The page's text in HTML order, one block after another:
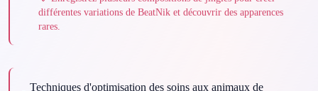
différentes variations de BeatNik et découvrir des apparences
rares.
Techniques d'optimisation des soins aux animaux de